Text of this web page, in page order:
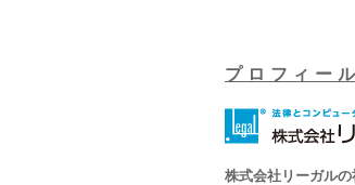
プロフィール
株式会社リーガル